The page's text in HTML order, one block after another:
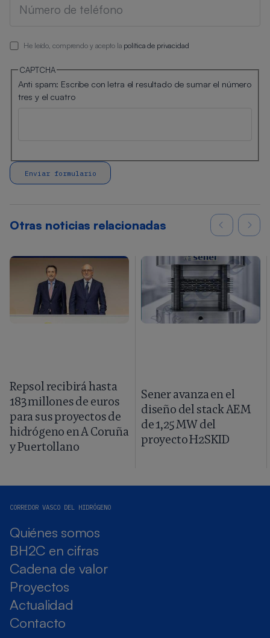
He leído, comprendo y acepto la política de privacidad
CAPTCHA
Anti spam: Escribe con letra el resultado de sumar el número
tres y el cuatro
Otras noticias relacionadas
Repsol recibirá hasta
183 millones de euros
para sus proyectos de
hidrógeno en A Coruña
y Puertollano
Sener avanza en el
diseño del stack AEM
de 1,25 MW del
proyecto H2SKID
CORREDOR VASCO DEL HIDRÓGENO
Quiénes somos
BH2C en cifras
Cadena de valor
Proyectos
Actualidad
Contacto